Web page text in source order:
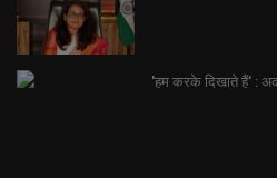
'हम करके दिखाते हैं' :